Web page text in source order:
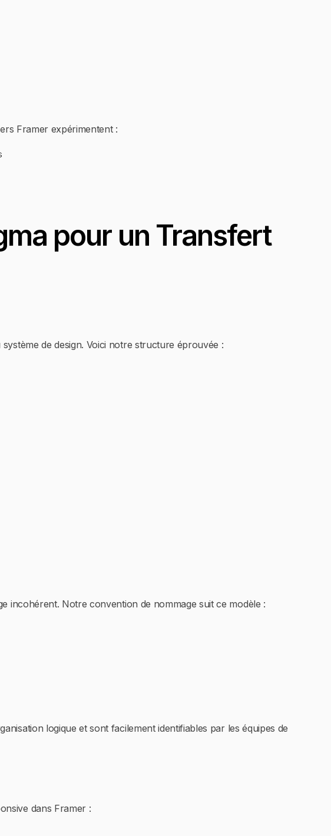
Framer expérimentent :
pour un Transfert
de design. Voici notre structure éprouvée :
incohérent. Notre convention de nommage suit ce modèle :
logique et sont facilement identifiables par les équipes de
dans Framer :